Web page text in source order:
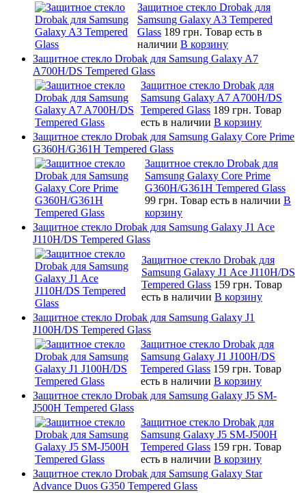
Защитное стекло Drobak для
Samsung Galaxy A3 Tempered
Glass 189 грн. Товар есть в
наличии В корзину
Защитное стекло Drobak для Samsung Galaxy A7
A700H/DS Tempered Glass
Защитное стекло Drobak для
Samsung Galaxy A7 A700H/DS
Tempered Glass 189 грн. Товар
есть в наличии В корзину
Защитное стекло Drobak для Samsung Galaxy Core Prime
G360H/G361H Tempered Glass
Защитное стекло Drobak для
Samsung Galaxy Core Prime
G360H/G361H Tempered Glass
99 грн. Товар есть в наличии В
корзину
Защитное стекло Drobak для Samsung Galaxy J1 Ace
J110H/DS Tempered Glass
Защитное стекло Drobak для
Samsung Galaxy J1 Ace J110H/DS
Tempered Glass 159 грн. Товар
есть в наличии В корзину
Защитное стекло Drobak для Samsung Galaxy J1
J100H/DS Tempered Glass
Защитное стекло Drobak для
Samsung Galaxy J1 J100H/DS
Tempered Glass 159 грн. Товар
есть в наличии В корзину
Защитное стекло Drobak для Samsung Galaxy J5 SM-
J500H Tempered Glass
Защитное стекло Drobak для
Samsung Galaxy J5 SM-J500H
Tempered Glass 159 грн. Товар
есть в наличии В корзину
Защитное стекло Drobak для Samsung Galaxy Star
Advance Duos G350 Tempered Glass